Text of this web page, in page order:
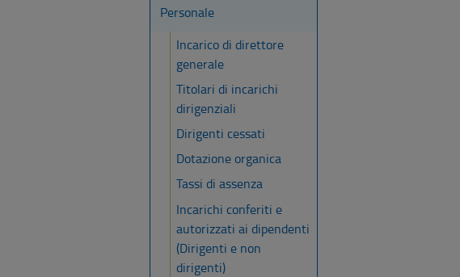
Personale
Incarico di direttore
generale
Titolari di incarichi
dirigenziali
Dirigenti cessati
Dotazione organica
Tassi di assenza
Incarichi conferiti e
autorizzati ai dipendenti
(Dirigenti e non
dirigenti)